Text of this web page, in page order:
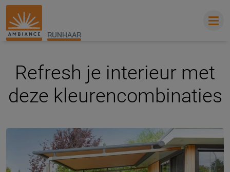
RUNHAAR
Refresh je interieur met
deze kleurencombinaties